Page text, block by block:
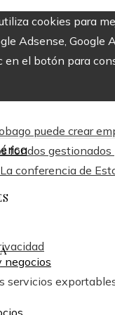
cookies para
Adsense, Google
en el botón para
puede crear
fondos
La conferencia de
negocios
servicios